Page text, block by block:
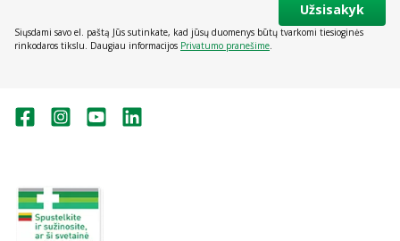
Užsisakyk
Siųsdami savo el. paštą Jūs sutinkate, kad jūsų duomenys būtų tvarkomi tiesioginės
rinkodaros tikslu. Daugiau informacijos Privatumo pranešime.